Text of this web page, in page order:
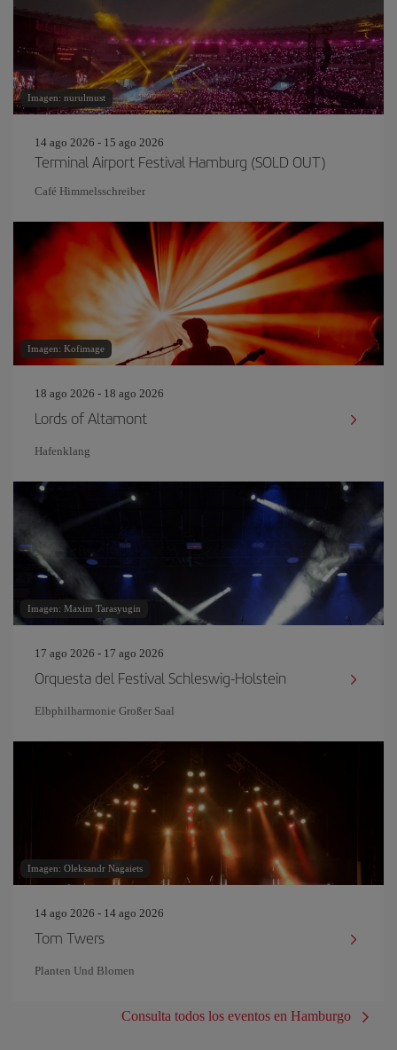
Imagen: nurulmust
14 ago 2026 - 15 ago 2026
Terminal Airport Festival Hamburg (SOLD OUT)
Café Himmelsschreiber
Imagen: Kofimage
18 ago 2026 - 18 ago 2026
Lords of Altamont
Hafenklang
Imagen: Maxim Tarasyugin
17 ago 2026 - 17 ago 2026
Orquesta del Festival Schleswig-Holstein
Elbphilharmonie Großer Saal
Imagen: Oleksandr Nagaiets
14 ago 2026 - 14 ago 2026
Tom Twers
Planten Und Blomen
Consulta todos los eventos en Hamburgo